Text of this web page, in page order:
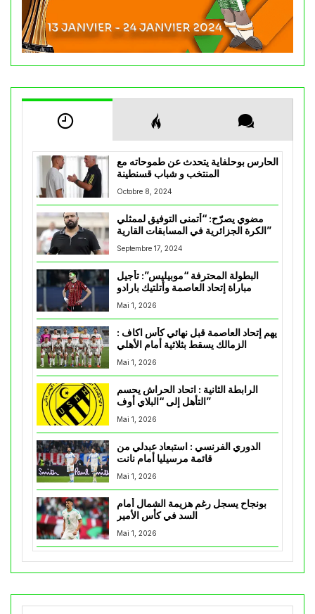
الحارس بوحلفاية يتحدث عن طموحاته مع
المنتخب و شباب قسنطينة
Octobre 8, 2024
مضوي يصرّح: “أتمنى التوفيق لممثلي
الكرة الجزائرية في المسابقات القارية”
Septembre 17, 2024
البطولة المحترفة “موبيليس”: تأجيل
مباراة إتحاد العاصمة وأتلتيك بارادو
Mai 1, 2026
يهم إتحاد العاصمة قبل نهائي كأس اكاف :
Mai 1, 2026
الرابطة الثانية : اتحاد الحراش يحسم
التأهل إلى “البلاي أوف”
Mai 1, 2026
الدوري الفرنسي : استبعاد عبدلي من
قائمة مرسيليا أمام نانت
Mai 1, 2026
بونجاح يسجل رغم هزيمة الشمال أمام
السد في كأس الأمير
Mai 1, 2026